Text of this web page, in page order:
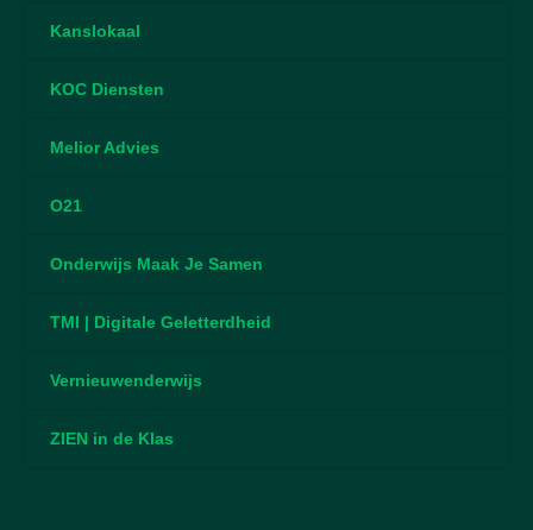
Kanslokaal
KOC Diensten
Melior Advies
O21
Onderwijs Maak Je Samen
TMI | Digitale Geletterdheid
Vernieuwenderwijs
ZIEN in de Klas